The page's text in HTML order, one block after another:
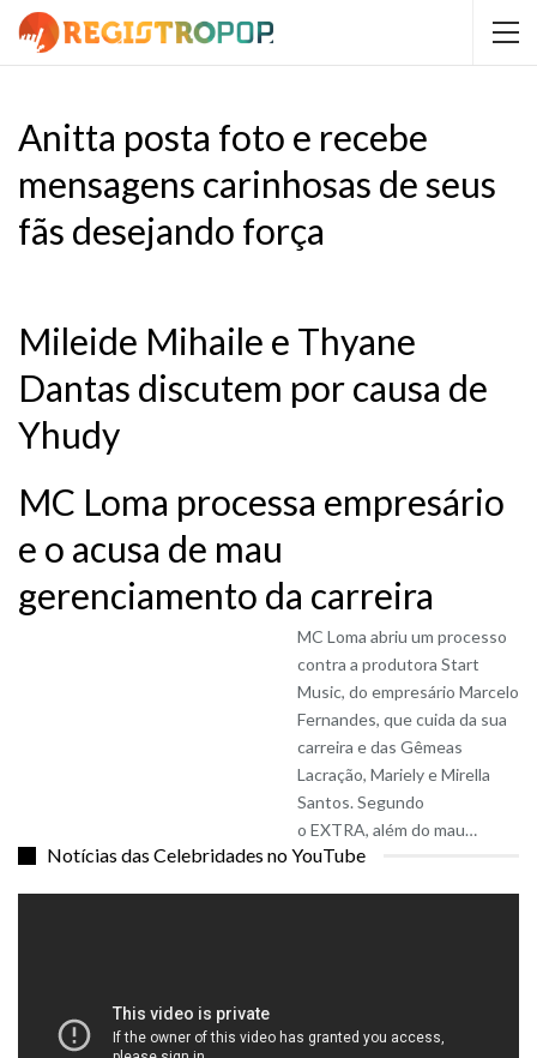
Anitta posta foto e recebe
mensagens carinhosas de seus
fãs desejando força
Mileide Mihaile e Thyane
Dantas discutem por causa de
Yhudy
MC Loma processa empresário
e o acusa de mau
gerenciamento da carreira
MC Loma abriu um processo
contra a produtora Start
Music, do empresário Marcelo
Fernandes, que cuida da sua
carreira e das Gêmeas
Lacração, Mariely e Mirella
Santos. Segundo
o EXTRA, além do mau…
Notícias das Celebridades no YouTube